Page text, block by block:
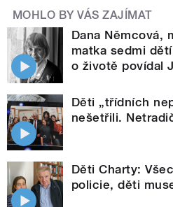
MOHLO BY VÁS ZAJÍMAT
Dana Němcová,
matka sedmi
o životě povídal
Děti „třídních
nešetřili.
Děti Charty:
policie, děti